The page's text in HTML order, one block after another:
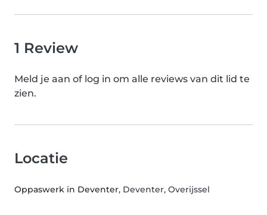
1 Review
Meld je aan of log in om alle reviews van dit lid te
zien.
Locatie
Oppaswerk in Deventer, Deventer, Overijssel